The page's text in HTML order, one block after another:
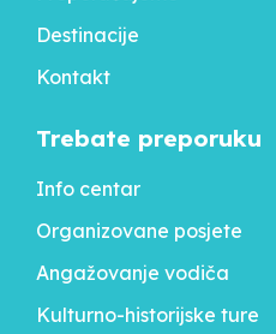
Destinacije
Kontakt
Trebate preporuku
Info centar
Organizovane posjete
Angažovanje vodiča
Kulturno-historijske ture